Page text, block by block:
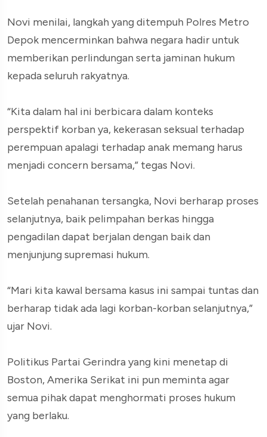
Novi menilai, langkah yang ditempuh Polres Metro
Depok mencerminkan bahwa negara hadir untuk
memberikan perlindungan serta jaminan hukum
kepada seluruh rakyatnya.
“Kita dalam hal ini berbicara dalam konteks
perspektif korban ya, kekerasan seksual terhadap
perempuan apalagi terhadap anak memang harus
menjadi concern bersama,” tegas Novi.
Setelah penahanan tersangka, Novi berharap proses
selanjutnya, baik pelimpahan berkas hingga
pengadilan dapat berjalan dengan baik dan
menjunjung supremasi hukum.
“Mari kita kawal bersama kasus ini sampai tuntas dan
berharap tidak ada lagi korban-korban selanjutnya,”
ujar Novi.
Politikus Partai Gerindra yang kini menetap di
Boston, Amerika Serikat ini pun meminta agar
semua pihak dapat menghormati proses hukum
yang berlaku.